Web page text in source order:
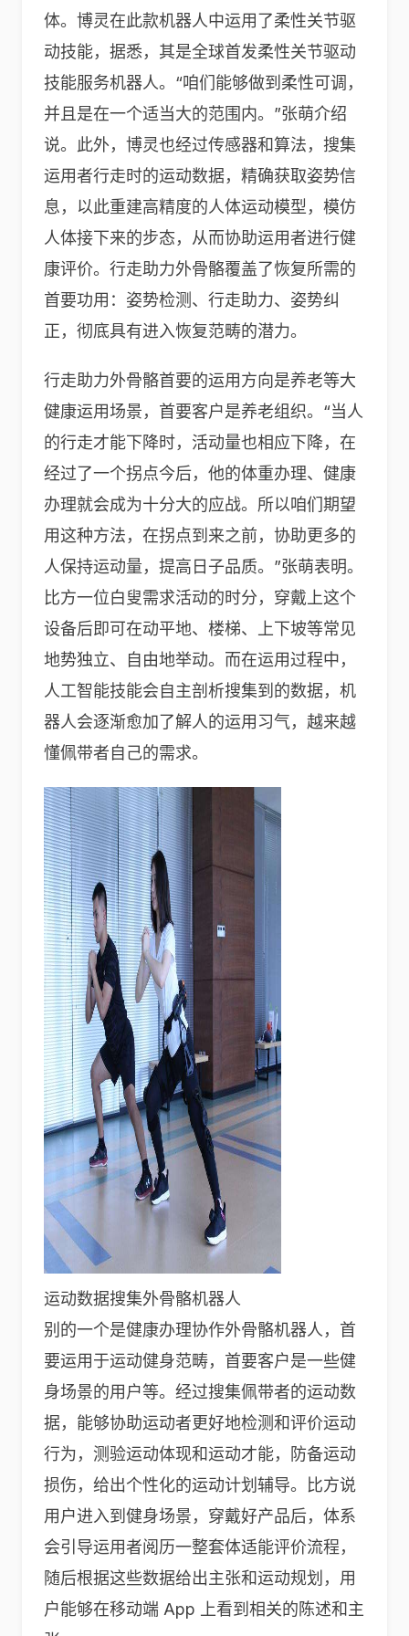
体。博灵在此款机器人中运用了柔性关节驱
动技能，据悉，其是全球首发柔性关节驱动
技能服务机器人。“咱们能够做到柔性可调，
并且是在一个适当大的范围内。”张萌介绍
说。此外，博灵也经过传感器和算法，搜集
运用者行走时的运动数据，精确获取姿势信
息，以此重建高精度的人体运动模型，模仿
人体接下来的步态，从而协助运用者进行健
康评价。行走助力外骨骼覆盖了恢复所需的
首要功用：姿势检测、行走助力、姿势纠
正，彻底具有进入恢复范畴的潜力。
行走助力外骨骼首要的运用方向是养老等大
健康运用场景，首要客户是养老组织。“当人
的行走才能下降时，活动量也相应下降，在
经过了一个拐点今后，他的体重办理、健康
办理就会成为十分大的应战。所以咱们期望
用这种方法，在拐点到来之前，协助更多的
人保持运动量，提高日子品质。”张萌表明。
比方一位白叟需求活动的时分，穿戴上这个
设备后即可在动平地、楼梯、上下坡等常见
地势独立、自由地举动。而在运用过程中，
人工智能技能会自主剖析搜集到的数据，机
器人会逐渐愈加了解人的运用习气，越来越
懂佩带者自己的需求。
运动数据搜集外骨骼机器人
别的一个是健康办理协作外骨骼机器人，首
要运用于运动健身范畴，首要客户是一些健
身场景的用户等。经过搜集佩带者的运动数
据，能够协助运动者更好地检测和评价运动
行为，测验运动体现和运动才能，防备运动
损伤，给出个性化的运动计划辅导。比方说
用户进入到健身场景，穿戴好产品后，体系
会引导运用者阅历一整套体适能评价流程，
随后根据这些数据给出主张和运动规划，用
户能够在移动端 App 上看到相关的陈述和主